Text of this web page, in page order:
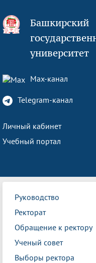
Башкирский
университет
Max-канал
Telegram-канал
Личный кабинет
Учебный портал
Руководство
Ректорат
Обращение к ректору
Ученый совет
Выборы ректора